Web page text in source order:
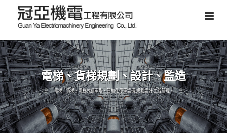
電梯、貨梯規劃、設計、監造
電梯、貨梯、電梯式停車塔、智能化停車設備,規劃設計,工程管理。